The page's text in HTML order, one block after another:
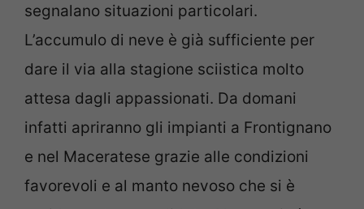
segnalano situazioni particolari.
L’accumulo di neve è già sufficiente per
dare il via alla stagione sciistica molto
attesa dagli appassionati. Da domani
infatti apriranno gli impianti a Frontignano
e nel Maceratese grazie alle condizioni
favorevoli e al manto nevoso che si è